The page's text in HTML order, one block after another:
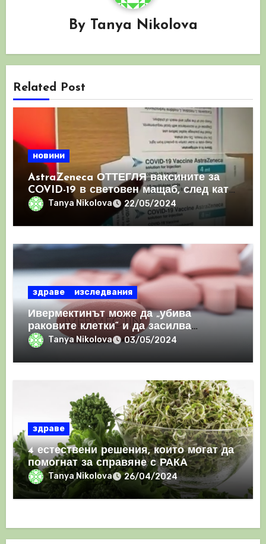
By Tanya Nikolova
Related Post
новини
AstraZeneca ОТТЕГЛЯ ваксините за
COVID-19 в световен мащаб, след като
призна, че те причиняват КРЪВНИ
съсиреци
Tanya Nikolova 22/05/2024
здраве изследвания
Ивермектинът може да „убива
раковите клетки“ и да засилва
имунния отговор
Tanya Nikolova 03/05/2024
здраве
4 естествени решения, които могат да
помогнат за справяне с РАКА
Tanya Nikolova 26/04/2024